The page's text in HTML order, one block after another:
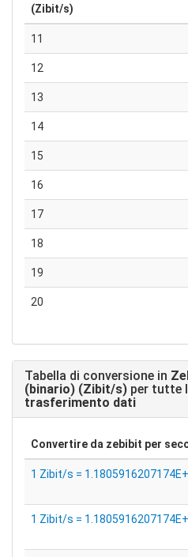
(Zibit/s)
11
12
13
14
15
16
17
18
19
20
Tabella di conversione in
(binario) (Zibit/s) per tutte
trasferimento dati
Convertire da zebibit per
1 Zibit/s =
1 Zibit/s =